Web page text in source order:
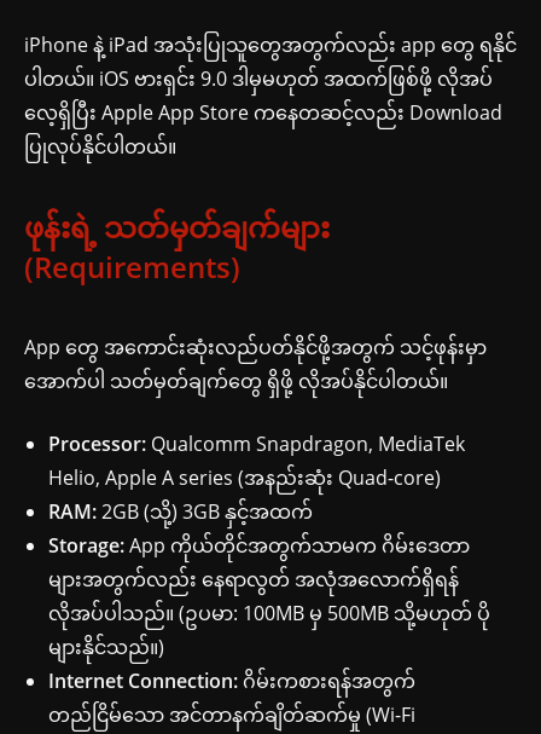
iPhone နဲ့ iPad အသုံးပြုသူတွေအတွက်လည်း app တွေ ရနိုင်
ပါတယ်။ iOS ဗားရှင်း 9.0 ဒါမှမဟုတ် အထက်ဖြစ်ဖို့ လိုအပ်
လေ့ရှိပြီး Apple App Store ကနေတဆင့်လည်း Download
ပြုလုပ်နိုင်ပါတယ်။
ဖုန်းရဲ့ သတ်မှတ်ချက်များ
(Requirements)
App တွေ အကောင်းဆုံးလည်ပတ်နိုင်ဖို့အတွက် သင့်ဖုန်းမှာ
အောက်ပါ သတ်မှတ်ချက်တွေ ရှိဖို့ လိုအပ်နိုင်ပါတယ်။
Processor: Qualcomm Snapdragon, MediaTek
Helio, Apple A series (အနည်းဆုံး Quad-core)
RAM:2GB (သို့) 3GB နှင့်အထက်
Storage:App ကိုယ်တိုင်အတွက်သာမက ဂိမ်းဒေတာ
များအတွက်လည်း နေရာလွတ် အလုံအလောက်ရှိရန်
လိုအပ်ပါသည်။ (ဥပမာ: 100MB မှ 500MB သို့မဟုတ် ပို
များနိုင်သည်။)
Internet Connection: ဂိမ်းကစားရန်အတွက်
တည်ငြိမ်သော အင်တာနက်ချိတ်ဆက်မှု (Wi-Fi